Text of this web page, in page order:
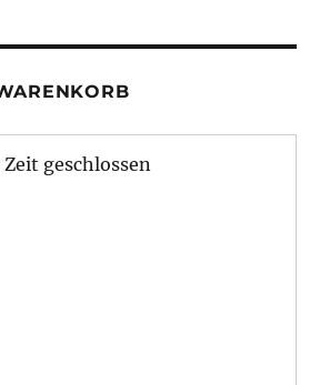
Zeit geschlossen